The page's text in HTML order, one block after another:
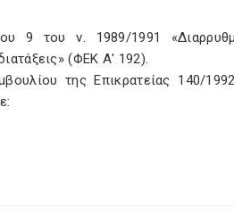
9 του ν. 1989/1991
(ΦΕΚ Α' 192).
της Επικρατείας 140/